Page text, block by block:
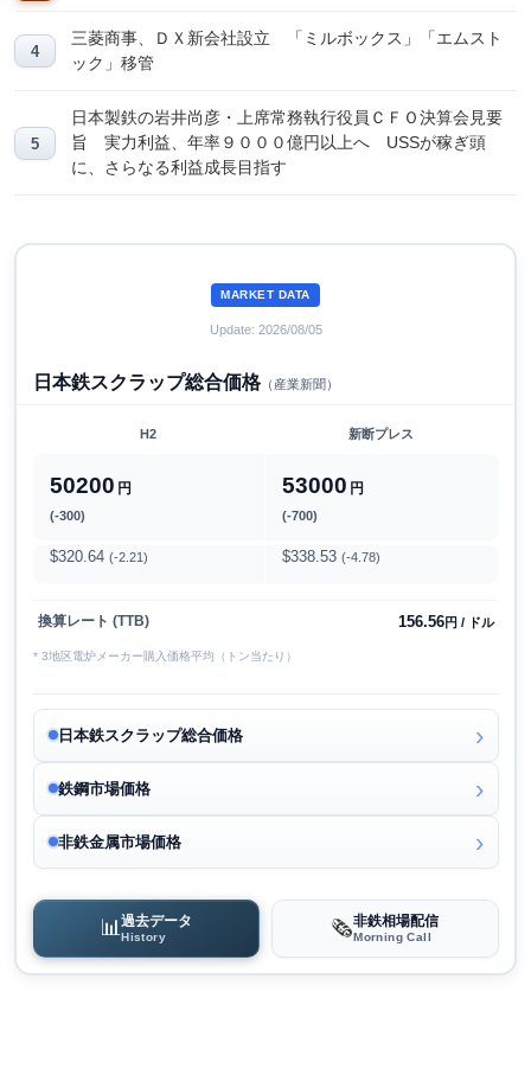
三菱商事、ＤＸ新会社設立 「ミルボックス」「エムスト
ック」移管
日本製鉄の岩井尚彦・上席常務執行役員ＣＦＯ決算会見要
旨 実力利益、年率９０００億円以上へ USSが稼ぎ頭
に、さらなる利益成長目指す
MARKET DATA
Update: 2026/08/05
日本鉄スクラップ総合価格（産業新聞）
H2 新断プレス
50200 円
(-300)
53000 円
(-700)
$320.64 (-2.21) $338.53 (-4.78)
換算レート (TTB) 156.56円 / ドル
* 3地区電炉メーカー購入価格平均（トン当たり）
日本鉄スクラップ総合価格
鉄鋼市場価格
非鉄金属市場価格
📊過去データ
History 🗞️非鉄相場配信
Morning Call